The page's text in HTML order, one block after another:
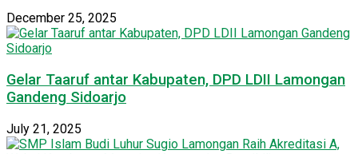
December 25, 2025
Gelar Taaruf antar Kabupaten, DPD LDII Lamongan
Gandeng Sidoarjo
July 21, 2025